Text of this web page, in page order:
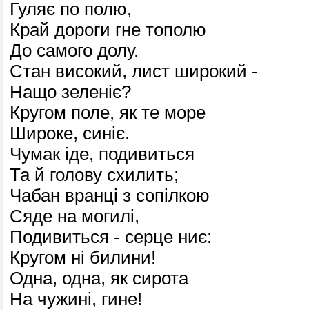
Гуляє по полю,
Край дороги гне тополю
До самого долу.
Стан високий, лист широкий -
Нащо зеленіє?
Кругом поле, як те море
Широке, синіє.
Чумак іде, подивиться
Та й голову схилить;
Чабан вранці з сопілкою
Сяде на могилі,
Подивиться - серце ниє:
Кругом ні билини!
Одна, одна, як сирота
На чужині, гине!